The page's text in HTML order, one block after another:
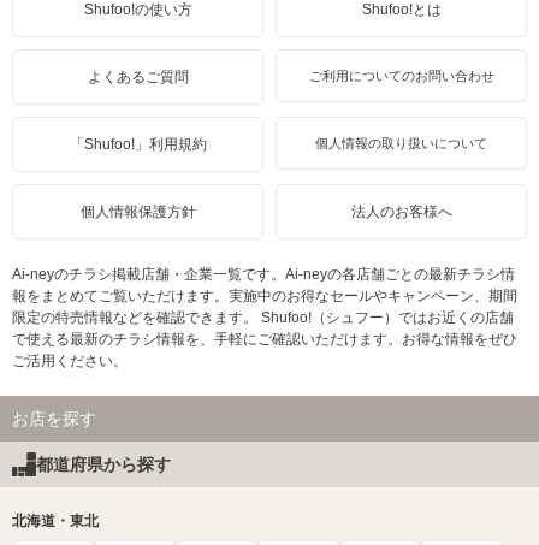
Shufoo!の使い方 Shufoo!とは
よくあるご質問 ご利用についてのお問い合わせ
「Shufoo!」利用規約 個人情報の取り扱いについて
個人情報保護方針 法人のお客様へ
Ai-neyのチラシ掲載店舗・企業一覧です。Ai-neyの各店舗ごとの最新チラシ情
報をまとめてご覧いただけます。実施中のお得なセールやキャンペーン、期間
限定の特売情報などを確認できます。 Shufoo!（シュフー）ではお近くの店舗
で使える最新のチラシ情報を、手軽にご確認いただけます。お得な情報をぜひ
ご活用ください。
お店を探す
都道府県から探す
北海道・東北